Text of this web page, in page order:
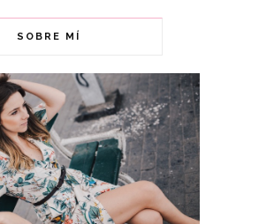
SOBRE MÍ